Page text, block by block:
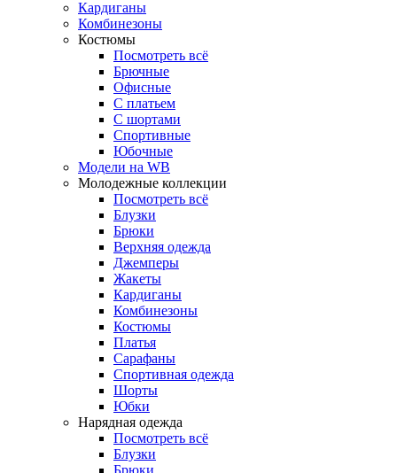
Кардиганы
Комбинезоны
Костюмы
Посмотреть всё
Брючные
Офисные
С платьем
С шортами
Спортивные
Юбочные
Модели на WB
Молодежные коллекции
Посмотреть всё
Блузки
Брюки
Верхняя одежда
Джемперы
Жакеты
Кардиганы
Комбинезоны
Костюмы
Платья
Сарафаны
Спортивная одежда
Шорты
Юбки
Нарядная одежда
Посмотреть всё
Блузки
Брюки